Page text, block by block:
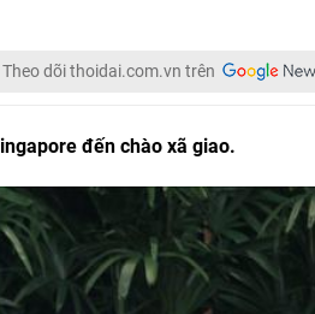
Theo dõi thoidai.com.vn trên
đến chào xã giao.